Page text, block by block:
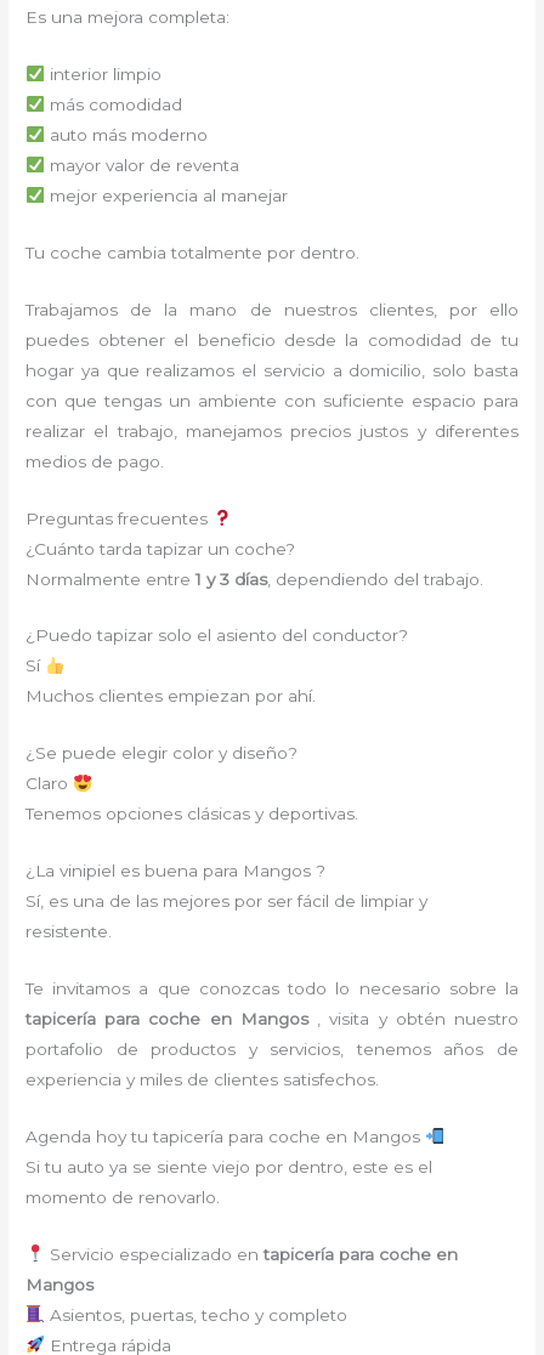
Es una mejora completa:
interior limpio
más comodidad
auto más moderno
mayor valor de reventa
mejor experiencia al manejar
Tu coche cambia totalmente por dentro.
Trabajamos de la mano de nuestros clientes, por ello
puedes obtener el beneficio desde la comodidad de tu
hogar ya que realizamos el servicio a domicilio, solo basta
con que tengas un ambiente con suficiente espacio para
realizar el trabajo, manejamos precios justos y diferentes
medios de pago.
Preguntas frecuentes
¿Cuánto tarda tapizar un coche?
Normalmente entre1 y 3 días, dependiendo del trabajo.
¿Puedo tapizar solo el asiento del conductor?
Sí
Muchos clientes empiezan por ahí.
¿Se puede elegir color y diseño?
Claro
Tenemos opciones clásicas y deportivas.
¿La vinipiel es buena para Mangos ?
Sí, es una de las mejores por ser fácil de limpiar y
resistente.
Te invitamos a que conozcas todo lo necesario sobre la
tapicería para coche en Mangos
, visita y obtén nuestro
portafolio de productos y servicios, tenemos años de
experiencia y miles de clientes satisfechos.
Agenda hoy tu tapicería para coche en Mangos
Si tu auto ya se siente viejo por dentro, este es el
momento de renovarlo.
Servicio especializado entapicería para coche en
Mangos
Asientos, puertas, techo y completo
Entrega rápida